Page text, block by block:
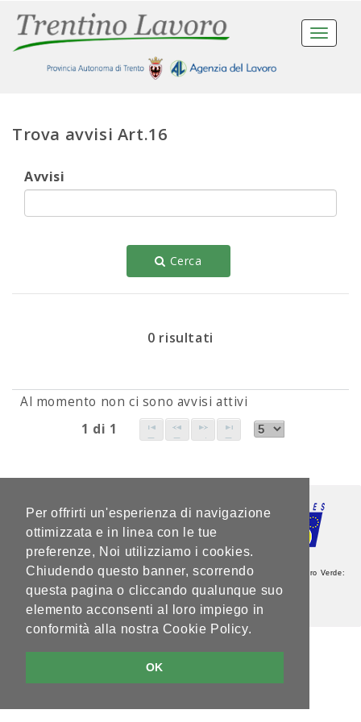
Per offrirti un'esperienza di navigazione
ottimizzata e in linea con le tue
preferenze, Noi utilizziamo i cookies.
Chiudendo questo banner, scorrendo
questa pagina o cliccando qualunque suo
elemento acconsenti al loro impiego in
conformità alla nostra Cookie Policy.
OK
Toggle
Trova avvisi Art.16
Avvisi
Cerca
0 risultati
Al momento non ci sono avvisi attivi
1 di 1
Agenzia del Lavoro - Sede Centrale - Via Guardini, 75 - 38121 Trento - Numero Verde:
800.264760 - Partita IVA: 00337460224
Note legali e privacy
V5.2.0